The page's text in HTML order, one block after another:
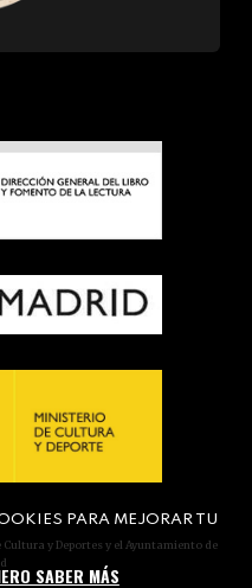
y Deportes y el Ayuntamiento de
PARA MEJORAR TU
SABER MÁS